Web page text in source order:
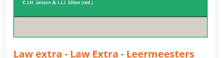
Law extra - Law Extra - Leermeesters